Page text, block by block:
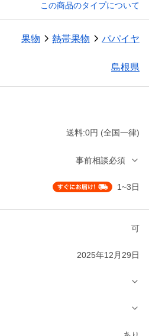
この商品のタイプについて
果物 熱帯果物 パパイヤ
島根県
送料:0円 (全国一律)
事前相談必須
1~3日
可
2025年12月29日